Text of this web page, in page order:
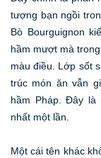
tượng bạn ngồi
Bò Bourguignon
hầm mượt mà
màu điều. Lớp sốt
trúc món ăn vẫn
hầm Pháp. Đây là
nhất một lần.
Một cái tên khác